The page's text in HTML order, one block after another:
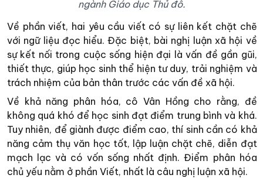
ngành Giáo dục Thủ đô.
Về phần viết, hai yêu cầu viết có sự liên kết chặt chẽ
với ngữ liệu đọc hiểu. Đặc biệt, bài nghị luận xã hội về
sự kết nối trong cuộc sống hiện đại là vấn đề gần gũi,
thiết thực, giúp học sinh thể hiện tư duy, trải nghiệm và
trách nhiệm của bản thân trước các vấn đề xã hội.
Về khả năng phân hóa, cô Vân Hồng cho rằng, đề
không quá khó để học sinh đạt điểm trung bình và khá.
Tuy nhiên, để giành được điểm cao, thí sinh cần có khả
năng cảm thụ văn học tốt, lập luận chặt chẽ, diễn đạt
mạch lạc và có vốn sống nhất định. Điểm phân hóa
chủ yếu nằm ở phần Viết, nhất là câu nghị luận xã hội.